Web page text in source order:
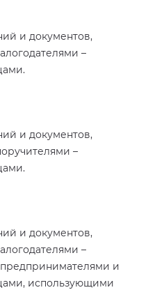
и документов,
–
и документов,
–
и документов,
–
и
использующими